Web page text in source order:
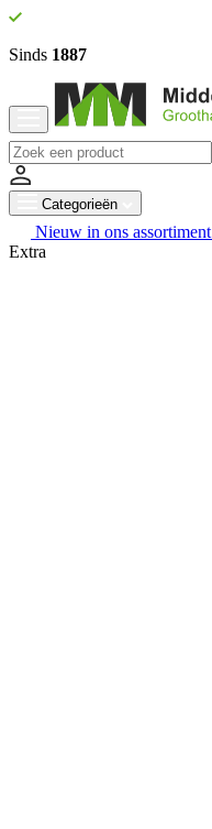
Sinds 1887
Categorieën
Nieuw in ons assortiment
Extra